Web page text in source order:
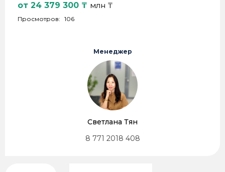
от 24 379 300 ₸ млн ₸
Просмотров: 106
Менеджер
Светлана Тян
8 771 2018 408